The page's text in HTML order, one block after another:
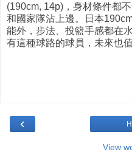
(190cm, 14p)，身材條件都
和國家隊沾上邊。日本
能外，步法、投籃手感都在
有這種球路的球員，未來也值
‹
View